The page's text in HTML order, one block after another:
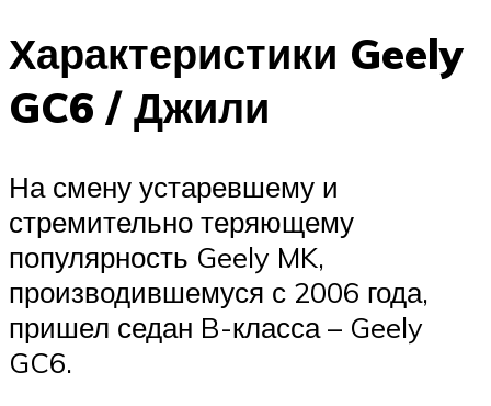
Характеристики Geely
GC6 / Джили
На смену устаревшему и
стремительно теряющему
популярность Geely MK,
производившемуся с 2006 года,
пришел седан B-класса – Geely
GC6.